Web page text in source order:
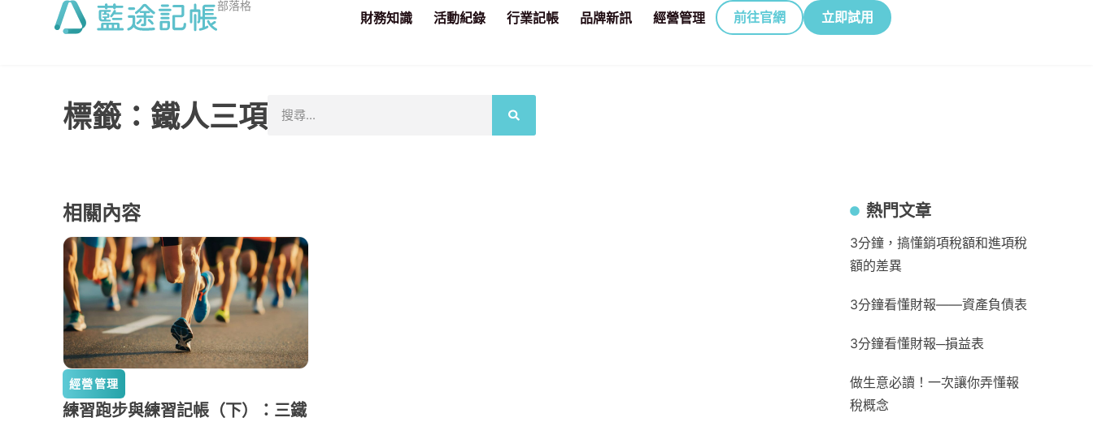
部落格
財務知識 活動紀錄 行業記帳 品牌新訊 經營管理 前往官網 立即試用
標籤：鐵人三項
相關內容
經營管理
練習跑步與練習記帳（下）：三鐵
熱門文章
3分鐘，搞懂銷項稅額和進項稅
額的差異
3分鐘看懂財報——資產負債表
3分鐘看懂財報─損益表
做生意必讀！一次讓你弄懂報
稅概念